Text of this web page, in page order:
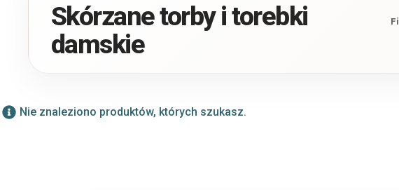
Skórzane torby i torebki
damskie
Nie znaleziono produktów, których szukasz.